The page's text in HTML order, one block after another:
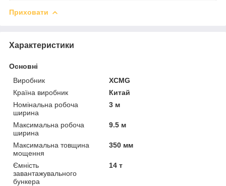
Приховати
Характеристики
Основні
Виробник
XCMG
Країна виробник
Китай
Номінальна робоча
ширина
3 м
Максимальна робоча
ширина
9.5 м
Максимальна товщина
мощення
350 мм
Ємність
завантажувального
бункера
14 т